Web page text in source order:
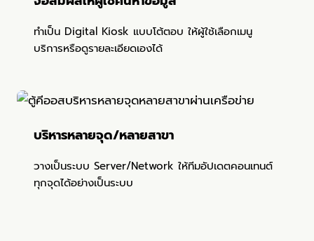
ทำเป็น Digital Kiosk แบบโต้ตอบ ให้ผู้ใช้เลือกเมนู
บริการหรือดูรายละเอียดเองได้
บริหารหลายจุด/หลายสาขา
วางเป็นระบบ Server/Network ให้ทีมอัปเดตคอนเทนต์
ทุกจุดได้อย่างเป็นระบบ